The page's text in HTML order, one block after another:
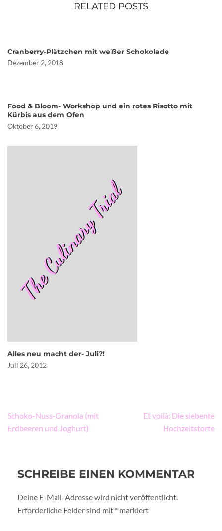
RELATED POSTS
Cranberry-Plätzchen mit weißer Schokolade
Dezember 2, 2018
Food & Bloom- Workshop und ein rotes Risotto mit
Kürbis aus dem Ofen
Oktober 6, 2019
Alles neu macht der- Juli?!
Juli 26, 2012
Beitragsnavigation
Schoko-Nuss-Granola (mit
Erdbeeren und Joghurt)
Et voilà: Die siebente
Hochzeitstorte
SCHREIBE EINEN KOMMENTAR
Deine E-Mail-Adresse wird nicht veröffentlicht.
Erforderliche Felder sind mit * markiert